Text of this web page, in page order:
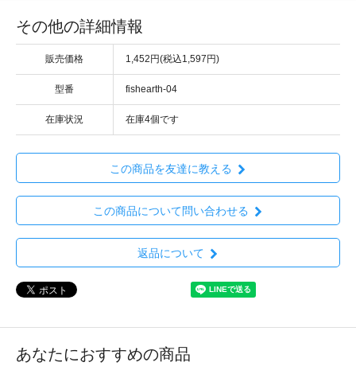
その他の詳細情報
販売価格 1,452円(税込1,597円)
型番 fishearth-04
在庫状況 在庫4個です
この商品を友達に教える
この商品について問い合わせる
返品について
あなたにおすすめの商品